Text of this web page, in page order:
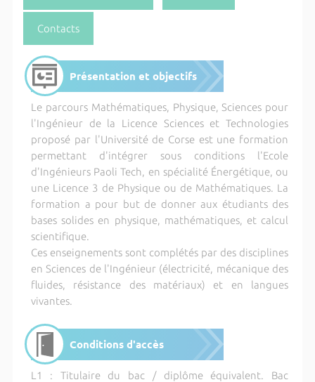
Contacts
Présentation et objectifs
Le parcours Mathématiques, Physique, Sciences pour
l'Ingénieur de la Licence Sciences et Technologies
proposé par l'Université de Corse est une formation
permettant d'intégrer sous conditions l'Ecole
d'Ingénieurs Paoli Tech, en spécialité Énergétique, ou
une Licence 3 de Physique ou de Mathématiques. La
formation a pour but de donner aux étudiants des
bases solides en physique, mathématiques, et calcul
scientifique.
Ces enseignements sont complétés par des disciplines
en Sciences de l'Ingénieur (électricité, mécanique des
fluides, résistance des matériaux) et en langues
vivantes.
Conditions d'accès
L1 : Titulaire du bac / diplôme équivalent. Bac